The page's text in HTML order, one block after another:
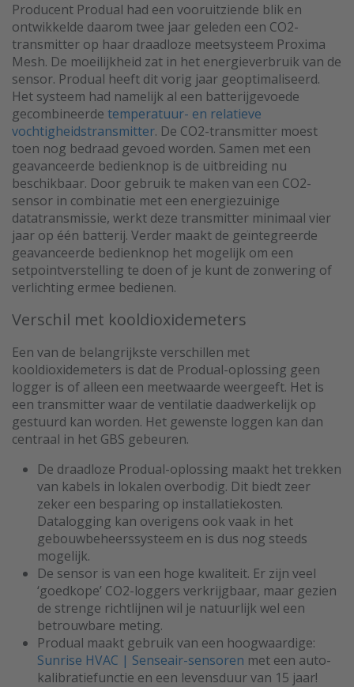
Producent Produal had een vooruitziende blik en
ontwikkelde daarom twee jaar geleden een CO2-
transmitter op haar draadloze meetsysteem Proxima
Mesh. De moeilijkheid zat in het energieverbruik van de
sensor. Produal heeft dit vorig jaar geoptimaliseerd.
Het systeem had namelijk al een batterijgevoede
gecombineerde temperatuur- en relatieve
vochtigheidstransmitter. De CO2-transmitter moest
toen nog bedraad gevoed worden. Samen met een
geavanceerde bedienknop is de uitbreiding nu
beschikbaar. Door gebruik te maken van een CO2-
sensor in combinatie met een energiezuinige
datatransmissie, werkt deze transmitter minimaal vier
jaar op één batterij. Verder maakt de geïntegreerde
geavanceerde bedienknop het mogelijk om een
setpointverstelling te doen of je kunt de zonwering of
verlichting ermee bedienen.
Verschil met kooldioxidemeters
Een van de belangrijkste verschillen met
kooldioxidemeters is dat de Produal-oplossing geen
logger is of alleen een meetwaarde weergeeft. Het is
een transmitter waar de ventilatie daadwerkelijk op
gestuurd kan worden. Het gewenste loggen kan dan
centraal in het GBS gebeuren.
De draadloze Produal-oplossing maakt het trekken
van kabels in lokalen overbodig. Dit biedt zeer
zeker een besparing op installatiekosten.
Datalogging kan overigens ook vaak in het
gebouwbeheerssysteem en is dus nog steeds
mogelijk.
De sensor is van een hoge kwaliteit. Er zijn veel
‘goedkope’ CO2-loggers verkrijgbaar, maar gezien
de strenge richtlijnen wil je natuurlijk wel een
betrouwbare meting.
Produal maakt gebruik van een hoogwaardige:
Sunrise HVAC | Senseair-sensoren met een auto-
kalibratiefunctie en een levensduur van 15 jaar!